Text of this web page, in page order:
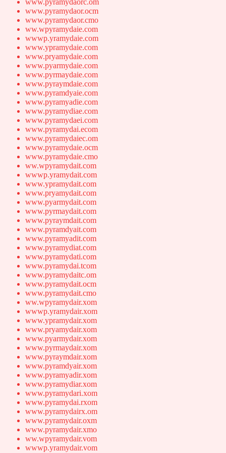
www.pyramydaorc.om
www.pyramydaor.ocm
www.pyramydaor.cmo
ww.wpyramydaie.com
wwwp.yramydaie.com
www.ypramydaie.com
www.pryamydaie.com
www.pyarmydaie.com
www.pyrmaydaie.com
www.pyraymdaie.com
www.pyramdyaie.com
www.pyramyadie.com
www.pyramydiae.com
www.pyramydaei.com
www.pyramydai.ecom
www.pyramydaiec.om
www.pyramydaie.ocm
www.pyramydaie.cmo
ww.wpyramydait.com
wwwp.yramydait.com
www.ypramydait.com
www.pryamydait.com
www.pyarmydait.com
www.pyrmaydait.com
www.pyraymdait.com
www.pyramdyait.com
www.pyramyadit.com
www.pyramydiat.com
www.pyramydati.com
www.pyramydai.tcom
www.pyramydaitc.om
www.pyramydait.ocm
www.pyramydait.cmo
ww.wpyramydair.xom
wwwp.yramydair.xom
www.ypramydair.xom
www.pryamydair.xom
www.pyarmydair.xom
www.pyrmaydair.xom
www.pyraymdair.xom
www.pyramdyair.xom
www.pyramyadir.xom
www.pyramydiar.xom
www.pyramydari.xom
www.pyramydai.rxom
www.pyramydairx.om
www.pyramydair.oxm
www.pyramydair.xmo
ww.wpyramydair.vom
wwwp.yramydair.vom